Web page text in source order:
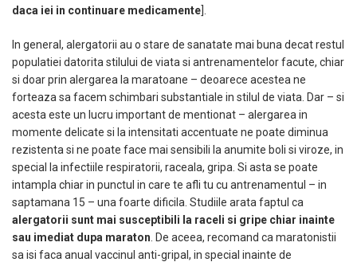
daca iei in continuare medicamente
In general, alergatorii au o stare de sanatate mai buna decat restul
populatiei datorita stilului de viata si antrenamentelor facute, chiar
si doar prin alergarea la maratoane – deoarece acestea ne
forteaza sa facem schimbari substantiale in stilul de viata. Dar – si
acesta este un lucru important de mentionat – alergarea in
momente delicate si la intensitati accentuate ne poate diminua
rezistenta si ne poate face mai sensibili la anumite boli si viroze, in
special la infectiile respiratorii, raceala, gripa. Si asta se poate
intampla chiar in punctul in care te afli tu cu antrenamentul – in
saptamana 15 – una foarte dificila. Studiile arata faptul ca
alergatorii sunt mai susceptibili la raceli si gripe chiar inainte
sau imediat dupa maraton . De aceea, recomand ca maratonistii
sa isi faca anual vaccinul anti-gripal, in special inainte de